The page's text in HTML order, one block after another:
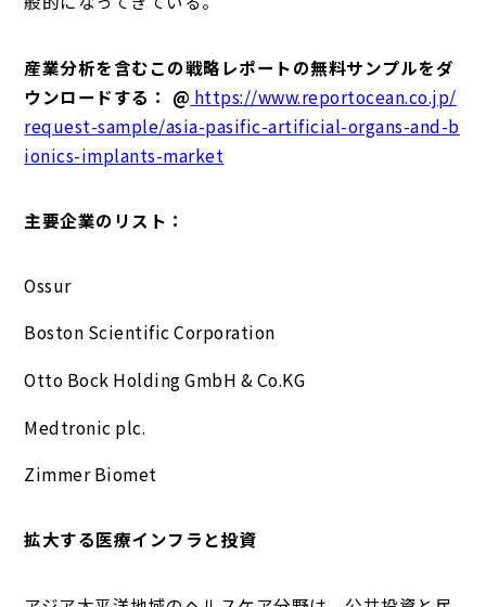
産業分析を含むこの戦略レポートの無料サンプルをダ
ウンロードする： @ https://www.reportocean.co.jp/
request-sample/asia-pasific-artificial-organs-and-b
ionics-implants-market
主要企業のリスト：
Ossur
Boston Scientific Corporation
Otto Bock Holding GmbH & Co.KG
Medtronic plc.
Zimmer Biomet
拡大する医療インフラと投資